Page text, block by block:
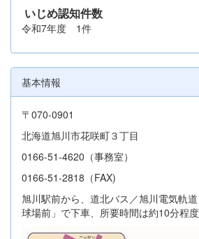
いじめ認知件数
令和7年度 1件
基本情報
〒070-0901
北海道旭川市花咲町３丁目
0166-51-4620（事務室）
0166-51-2818（FAX)
旭川駅前から、道北バス／旭川電気軌
球場前」で下車、所要時間は約10分程度